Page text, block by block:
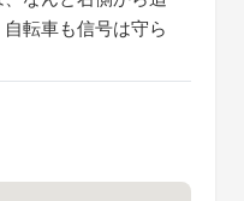
転車も信号は守ら